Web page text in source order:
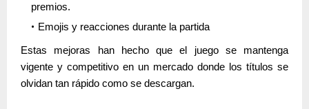
premios.
Emojis y reacciones durante la partida
Estas mejoras han hecho que el juego se mantenga
vigente y competitivo en un mercado donde los títulos se
olvidan tan rápido como se descargan.